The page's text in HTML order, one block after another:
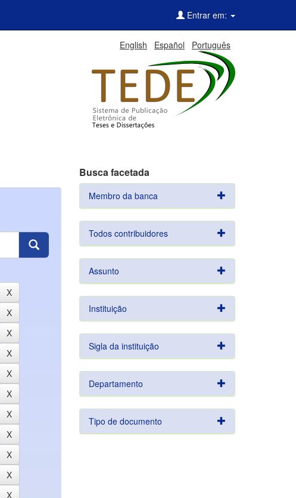
Entrar em:
English Español Português
Busca facetada
Membro da banca
Todos contribuidores
Assunto
Instituição
Sigla da instituição
Departamento
Tipo de documento